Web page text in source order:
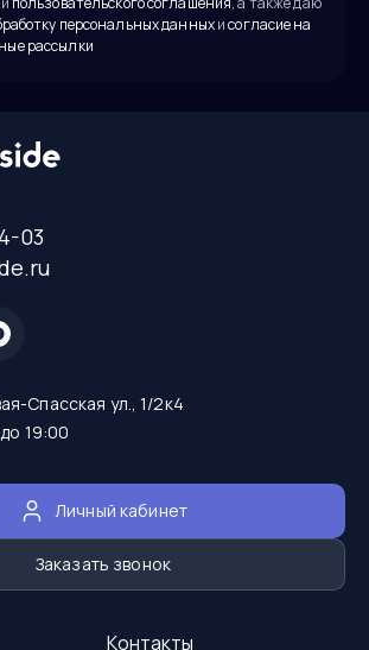
персональных данныхисогласие на
рассылки
03
Спасская ул., 1/2к4
19:00
Личный кабинет
Заказать звонок
Контакты